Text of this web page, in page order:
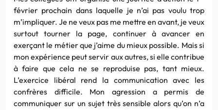
février prochain dans laquelle je n’ai pas voulu trop
m’impliquer. Je ne veux pas me mettre en avant, je veux
surtout tourner la page, continuer à avancer en
exerçant le métier que j’aime du mieux possible. Mais si
mon expérience peut servir aux autres, si elle contribue
à faire que cela ne se reproduise pas, tant mieux.
L’exercice libéral rend la communication avec les
confrères difficile. Mon agression a permis de
communiquer sur un sujet très sensible alors qu’on n’a